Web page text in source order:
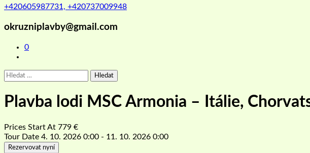
+420605987731, +420737009948
okruzniplavby@gmail.com
0
Vyhledávání
Plavba lodi MSC Armonia – Itálie,
Prices Start At 779 €
Tour Date 4. 10. 2026 0:00 - 11. 10. 2026 0:00
Rezervovat nyní